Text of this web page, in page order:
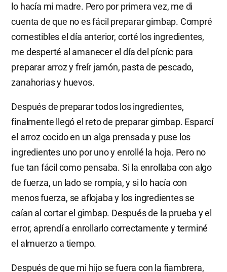
lo hacía mi madre. Pero por primera vez, me di
cuenta de que no es fácil preparar gimbap. Compré
comestibles el día anterior, corté los ingredientes,
me desperté al amanecer el día del pícnic para
preparar arroz y freír jamón, pasta de pescado,
zanahorias y huevos.
Después de preparar todos los ingredientes,
finalmente llegó el reto de preparar gimbap. Esparcí
el arroz cocido en un alga prensada y puse los
ingredientes uno por uno y enrollé la hoja. Pero no
fue tan fácil como pensaba. Si la enrollaba con algo
de fuerza, un lado se rompía, y si lo hacía con
menos fuerza, se aflojaba y los ingredientes se
caían al cortar el gimbap. Después de la prueba y el
error, aprendí a enrollarlo correctamente y terminé
el almuerzo a tiempo.
Después de que mi hijo se fuera con la fiambrera,